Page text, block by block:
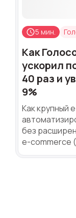
5 мин.
Как
ускорил
40 раз и
9%
Как крупный
без
e-commerce